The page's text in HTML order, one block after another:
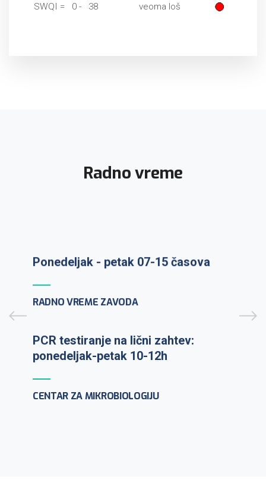
SWQI = 0 - 38 veoma loš
Radno vreme
RADNO VREME ZAVODA
9:30h
PCR testiranje na lični zahtev:
ponedeljak-petak 10-12h
CENTAR ZA MIKROBIOLOGIJU